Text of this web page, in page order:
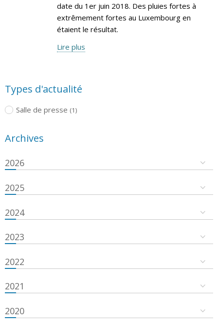
date du 1er juin 2018. Des pluies fortes à
extrêmement fortes au Luxembourg en
étaient le résultat.
Lire plus
Types d'actualité
Salle de presse (1)
Archives
2026
2025
2024
2023
2022
2021
2020